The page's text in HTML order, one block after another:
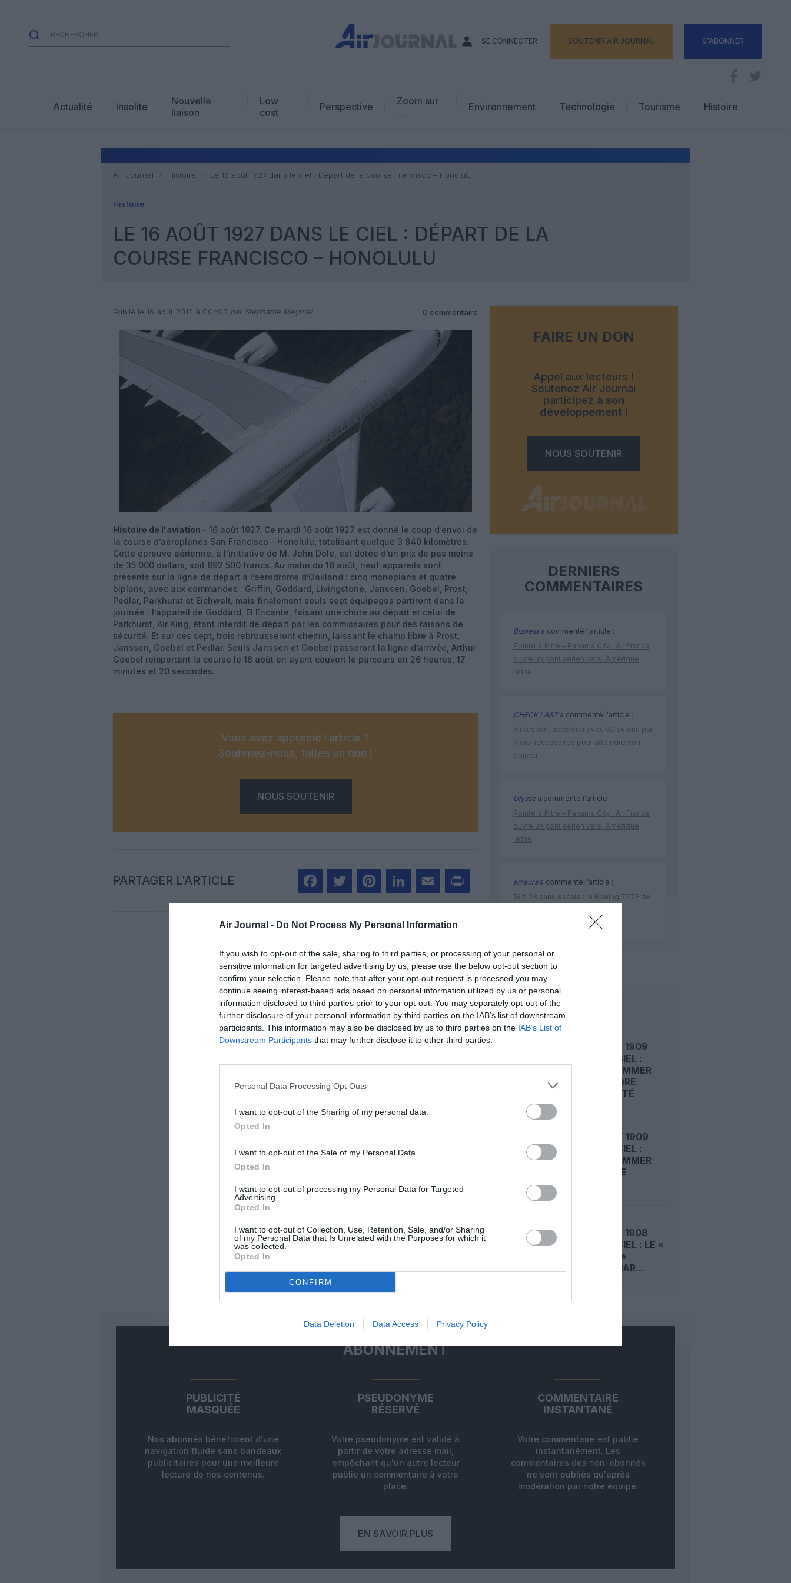
Air Journal - Do Not Process My Personal Information
If you wish to opt-out of the sale, sharing to third parties, or processing of your personal or
sensitive information for targeted advertising by us, please use the below opt-out section to
confirm your selection. Please note that after your opt-out request is processed you may
continue seeing interest-based ads based on personal information utilized by us or personal
information disclosed to third parties prior to your opt-out. You may separately opt-out of the
further disclosure of your personal information by third parties on the IAB’s list of downstream
participants. This information may also be disclosed by us to third parties on the IAB’s List of
Downstream Participants that may further disclose it to other third parties.
Personal Data Processing Opt Outs
I want to opt-out of the Sharing of my personal data.
Opted In
I want to opt-out of the Sale of my Personal Data.
Opted In
I want to opt-out of processing my Personal Data for Targeted
Advertising.
Opted In
I want to opt-out of Collection, Use, Retention, Sale, and/or Sharing
of my Personal Data that Is Unrelated with the Purposes for which it
was collected.
Opted In
CONFIRM
Data Deletion Data Access Privacy Policy
SE CONNECTER SOUTENIR AIR JOURNAL S'ABONNER
Actualité Insolite
Nouvelle
liaison
Low
cost
Perspective
Zoom sur
…
Avis d’expert
Environnement Technologie
Tourisme
Hôtellerie
Histoire
Air Journal Histoire Le 16 août 1927 dans le ciel : Départ de la course Francisco – Honolulu
Histoire
LE 16 AOÛT 1927 DANS LE CIEL : DÉPART DE LA
COURSE FRANCISCO – HONOLULU
Publié le 16 août 2012 à 00h03 par Stéphanie Meyniel 0 commentaire
Histoire de l'aviation - 16 août 1927. Ce mardi 16 août 1927 est donné le coup d’envoi de
la course d’aéroplanes San Francisco – Honolulu, totalisant quelque 3 840 kilomètres.
Cette épreuve aérienne, à l’initiative de M. John Dole, est dotée d’un prix de pas moins
de 35 000 dollars, soit 892 500 francs. Au matin du 16 août, neuf appareils sont
présents sur la ligne de départ à l’aérodrome d’Oakland : cinq monoplans et quatre
biplans, avec aux commandes : Griffin, Goddard, Livingstone, Janssen, Goebel, Prost,
Pedlar, Parkhurst et Eichwalt, mais finalement seuls sept équipages partiront dans la
journée : l’appareil de Goddard, El Encante, faisant une chute au départ et celui de
Parkhurst, Air King, étant interdit de départ par les commissaires pour des raisons de
sécurité. Et sur ces sept, trois rebrousseront chemin, laissant le champ libre à Prost,
Janssen, Goebel et Pedlar. Seuls Janssen et Goebel passeront la ligne d’arrivée, Arthur
Goebel remportant la course le 18 août en ayant couvert le parcours en 26 heures, 17
minutes et 20 secondes.
Vous avez apprécié l’article ?
Soutenez-nous, faites un don !
NOUS SOUTENIR
PARTAGER L'ARTICLE
FacebookTwitterPinterestLinkedInEmail Print
Aucun commentaire !
LAISSER UN COMMENTAIRE
FAIRE UN DON
Appel aux lecteurs !
Soutenez Air Journal
participez à son
développement !
NOUS SOUTENIR
DERNIERS
COMMENTAIRES
Biznessa commenté l'article :
Pointe‑à‑Pitre – Panama City : Air France
ouvre un pont aérien vers l’Amérique
latine
CHECK LASTa commenté l'article :
Airbus doit accélérer avec 90 avions par
mois nécessaires pour atteindre son
objectif
Ulyssea commenté l'article :
Pointe‑à‑Pitre – Panama City : Air France
ouvre un pont aérien vers l’Amérique
latine
erreursa commenté l'article :
19 h 23 sans escale : le Boeing 777F de
histoire de l'aviation
LIRE AUSSI
LE 7 AOÛT 1909
DANS LE CIEL :
ROGER SOMMER
FAIT ENCORE
L’ACTUALITÉ
LE 6 AOÛT 1909
DANS LE CIEL :
ROGER SOMMER
PERMET LE
LE 5 AOÛT 1908
DANS LE CIEL : LE «
ZEPPELIN »
DÉTRUIT PAR...
ABONNEMENT
PUBLICITÉ
MASQUÉE
Nos abonnés bénéficient d'une
navigation fluide sans bandeaux
publicitaires pour une meilleure
lecture de nos contenus.
PSEUDONYME
RÉSERVÉ
Votre pseudonyme est validé à
partir de votre adresse mail,
empêchant qu'un autre lecteur
publie un commentaire à votre
place.
COMMENTAIRE
INSTANTANÉ
Votre commentaire est publié
instantanément. Les
commentaires des non-abonnés
ne sont publiés qu'après
modération par notre équipe.
EN SAVOIR PLUS